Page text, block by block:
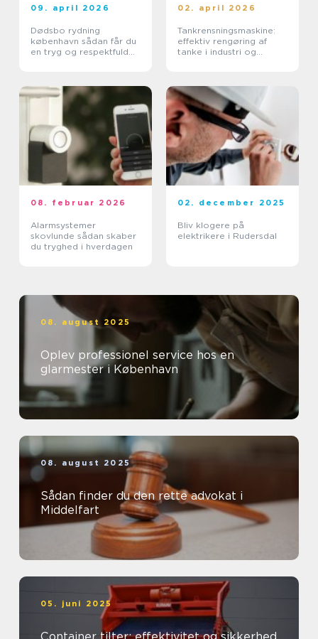
09. april 2026
Dødsbo rydning
københavn sådan får du
en tryg og respektfuld
02. april 2026
Tankrensningsmaskine:
effektiv rengøring af
tanke i industri og
08. februar 2026
Alarmsystemer
skovlunde sådan skaber
du tryghed i hverdagen
02. december 2025
Bliv klogere på
elektrikere i Rudersdal
08. august 2025
Oplev professionel service hos en
glarmester i København
08. august 2025
Sådan finder du den rette advokat i
Middelfart
05. juni 2025